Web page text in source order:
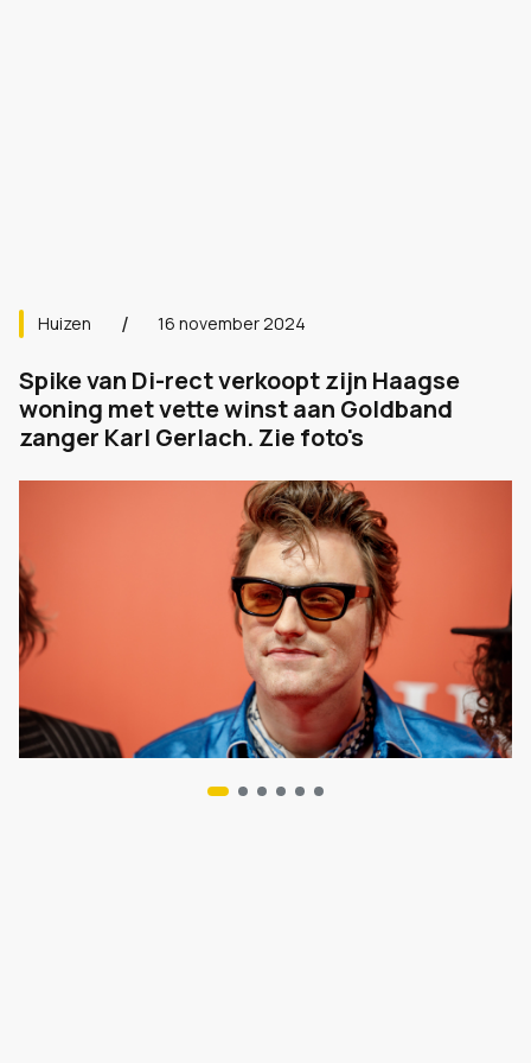
Huizen 16 november 2024
Spike van Di-rect verkoopt zijn Haagse
woning met vette winst aan Goldband
zanger Karl Gerlach. Zie foto's